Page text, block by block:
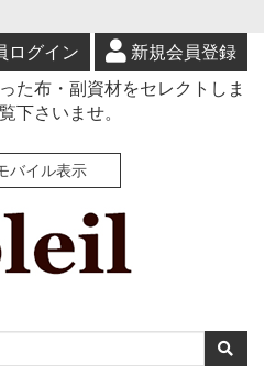
ログイン
新規会員登録
た布・副資材をセレクトしま
下さいませ。
バイル表示